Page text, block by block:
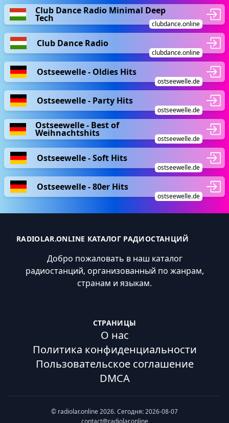
Club Dance Radio Minimal Deep
Tech
clubdance.online
Club Dance Radio
clubdance.online
Ostseewelle - Oldies Hits
ostseewelle.de
Ostseewelle - Party Hits
ostseewelle.de
Ostseewelle - Best of
Weihnachtshits
ostseewelle.de
Ostseewelle - Soft Hits
ostseewelle.de
Ostseewelle - 80er Hits
ostseewelle.de
RADIOLAR.ONLINE КАТАЛОГ РАДИОСТАНЦИЙ
Добро пожаловать в наш каталог
радиостанций, организованный по жанрам,
странам и языкам.
СТРАНИЦЫ
О нас
Политика конфиденциальности
Пользовательское соглашение
DMCA
© radiolar.online 2026. Сегодня: 2026-08-07
contact@radiolar.online